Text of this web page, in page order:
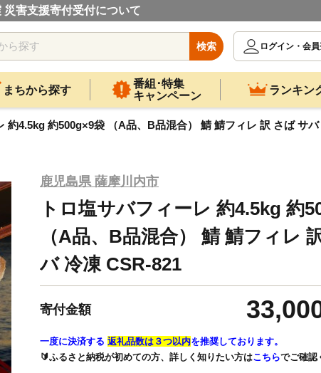
災害支援寄付受付について
検索
ログイン・会
まちから探す
番組･特集
キャンペーン
ランキン
約4.5kg 約500g×9袋 （A品、B品混合） 鯖 鯖フィレ 訳 さば サ
鹿児島県 薩摩川内市
トロ塩サバフィーレ 約4.5kg 約
（A品、B品混合） 鯖 鯖フィレ
バ 冷凍 CSR-821
寄付金額
一度に決済する 返礼品数は３つ以内を推奨しております。
🔰ふるさと納税が初めての方、詳しく知りたい方はこちらでご確認